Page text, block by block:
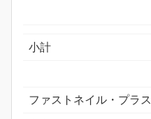
小計
ファストネイル・プラス